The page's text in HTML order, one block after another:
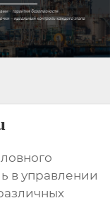
в управлении